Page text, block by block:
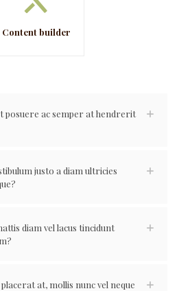
Content builder
posuere ac semper at hendrerit
justo a diam ultricies
diam vel lacus tincidunt
at, mollis nunc vel neque